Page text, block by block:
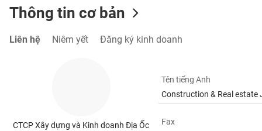
Thông tin cơ bản
Liên hệ Niêm yết Đăng ký kinh doanh
CTCP Xây dựng và Kinh doanh Địa Ốc
Tên tiếng Anh
Construction & Real estate
Fax